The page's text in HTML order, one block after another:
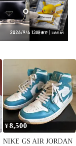
¥8,500
NIKE GS AIR JORDAN